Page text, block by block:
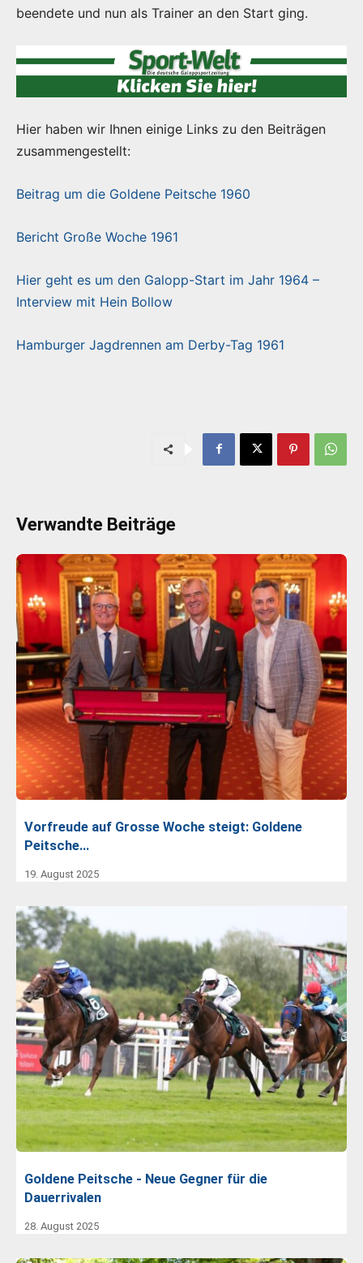
beendete und nun als Trainer an den Start ging.
Hier haben wir Ihnen einige Links zu den Beiträgen
zusammengestellt:
Beitrag um die Goldene Peitsche 1960
Bericht Große Woche 1961
Hier geht es um den Galopp-Start im Jahr 1964 –
Interview mit Hein Bollow
Hamburger Jagdrennen am Derby-Tag 1961
Verwandte Beiträge
Vorfreude auf Grosse Woche steigt: Goldene
Peitsche…
19. August 2025
Goldene Peitsche - Neue Gegner für die
Dauerrivalen
28. August 2025